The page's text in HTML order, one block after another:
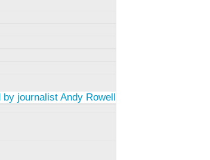
journalist Andy Rowell